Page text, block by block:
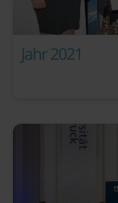
Jahr 2021